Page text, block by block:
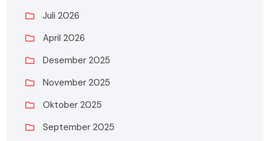
Juli 2026
April 2026
Desember 2025
November 2025
Oktober 2025
September 2025